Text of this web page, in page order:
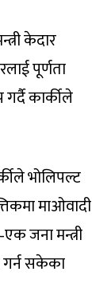
केदार
पूर्णता
गर्दै कार्कीले
भोलिपल्ट
माओवादी
जना मन्त्री
गर्न सकेका